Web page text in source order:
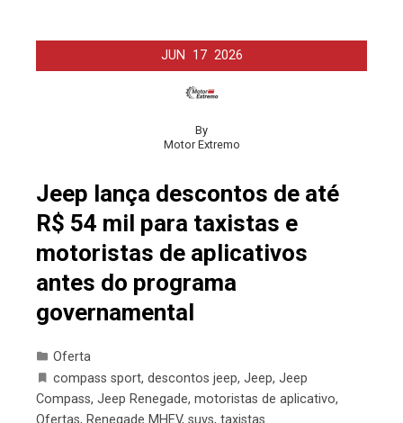
JUN 17 2026
By
Motor Extremo
Jeep lança descontos de até
R$ 54 mil para taxistas e
motoristas de aplicativos
antes do programa
governamental
Oferta
compass sport, descontos jeep, Jeep, Jeep
Compass, Jeep Renegade, motoristas de aplicativo,
Ofertas, Renegade MHEV, suvs, taxistas